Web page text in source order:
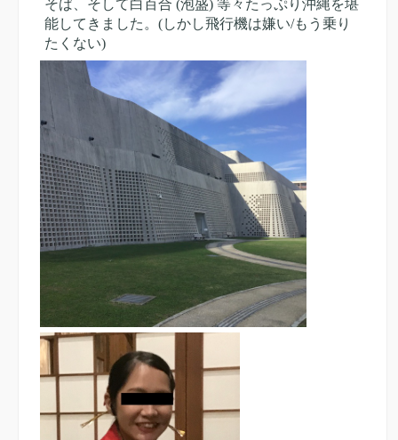
そば、そして白百合 (泡盛) 等々たっぷり沖縄を堪
能してきました。(しかし飛行機は嫌い/もう乗り
たくない)